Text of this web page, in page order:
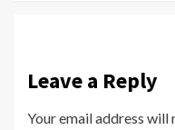
Leave a Reply
Your email address will